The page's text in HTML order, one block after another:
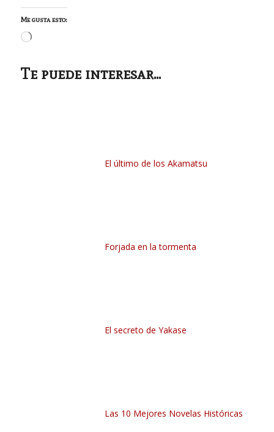
Me gusta esto:
Cargando...
Te puede interesar...
El último de los Akamatsu
Forjada en la tormenta
El secreto de Yakase
Las 10 Mejores Novelas Históricas